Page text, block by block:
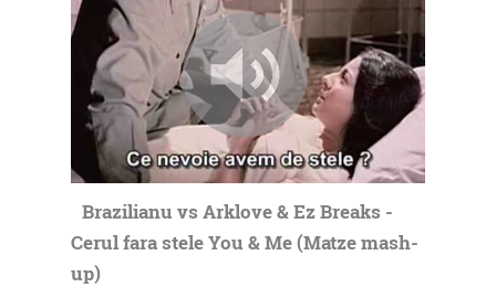
Brazilianu vs Arklove & Ez Breaks -
Cerul fara stele You & Me (Matze mash-
up)